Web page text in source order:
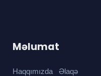
Məlumat
Haqqımızda
Əlaqə